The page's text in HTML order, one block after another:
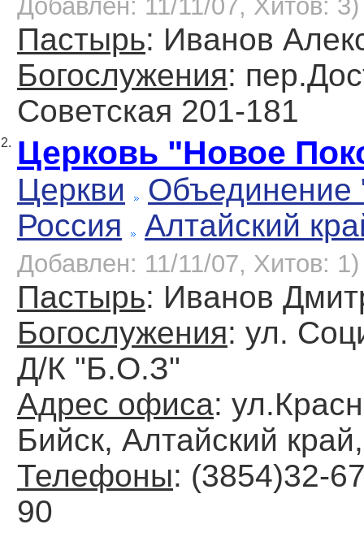
Добавлен: 11/11/07, Хитов: 3)
Пастырь: Иванов
Богослужения:
Советская 201-181
2. Церковь "Новое
Церкви
Объединение
Россия
Алтайский
Добавлен: 11/11/07, Хитов: 1)
Пастырь: Иванов
Богослужения: ул.
Д/К "Б.О.З"
Адрес офиса:
Бийск, Алтайский
Телефоны: (3854)32-
90